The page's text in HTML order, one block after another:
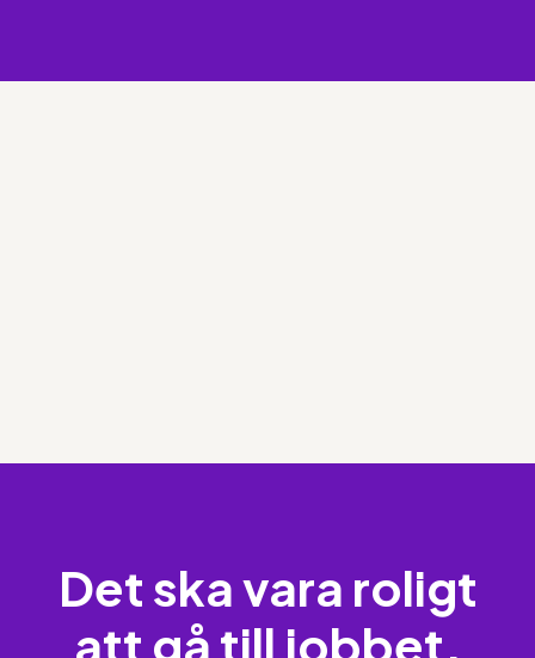
Det ska vara roligt
att gå till jobbet.